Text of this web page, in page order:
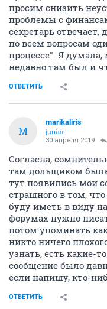
просим снизить
проблемы с
секретарь отвечает,
по всем вопросам
процессе". Я думала,
недавно там был и
ОТВЕТИТЬ
M
marikaliris
junior
30 апреля 2019
Согласна,
там дольщиком
тут появились мои
страшного в том,
буду иметь в виду
форумах нужно
потом упоминать
никто ничего
узнать, есть какие-
сообщение было
если напишу, кто-
ОТВЕТИТЬ